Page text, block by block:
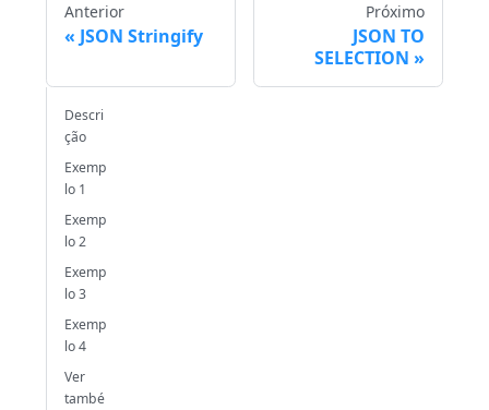
Anterior
JSON Stringify
Próximo
JSON TO
SELECTION
Descri
ção
Exemp
lo 1
Exemp
lo 2
Exemp
lo 3
Exemp
lo 4
Ver
també